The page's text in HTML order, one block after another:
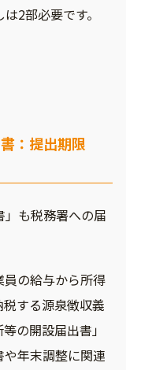
2部必要です。
：提出期限
」も税務署への届
の給与から所得
する源泉徴収義
の開設届出書」
年末調整に関連